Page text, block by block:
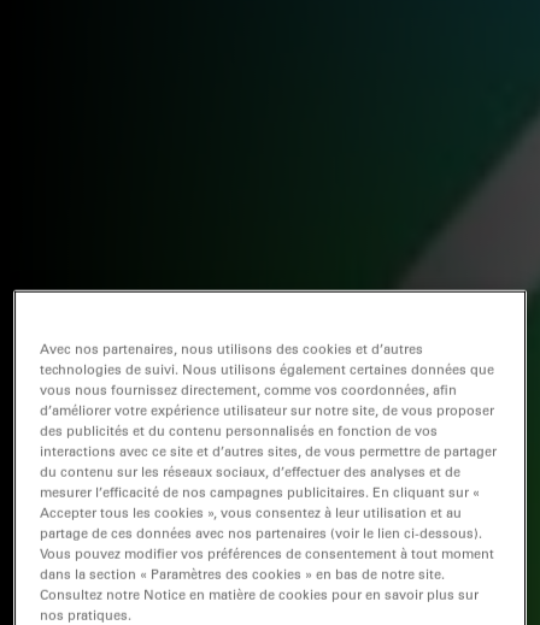
Avec nos partenaires, nous utilisons des cookies et d’autres
technologies de suivi. Nous utilisons également certaines données que
vous nous fournissez directement, comme vos coordonnées, afin
d’améliorer votre expérience utilisateur sur notre site, de vous proposer
des publicités et du contenu personnalisés en fonction de vos
interactions avec ce site et d’autres sites, de vous permettre de partager
du contenu sur les réseaux sociaux, d’effectuer des analyses et de
mesurer l’efficacité de nos campagnes publicitaires. En cliquant sur «
Accepter tous les cookies », vous consentez à leur utilisation et au
partage de ces données avec nos partenaires (voir le lien ci-dessous).
Vous pouvez modifier vos préférences de consentement à tout moment
dans la section « Paramètres des cookies » en bas de notre site.
Consultez notre Notice en matière de cookies pour en savoir plus sur
nos pratiques.